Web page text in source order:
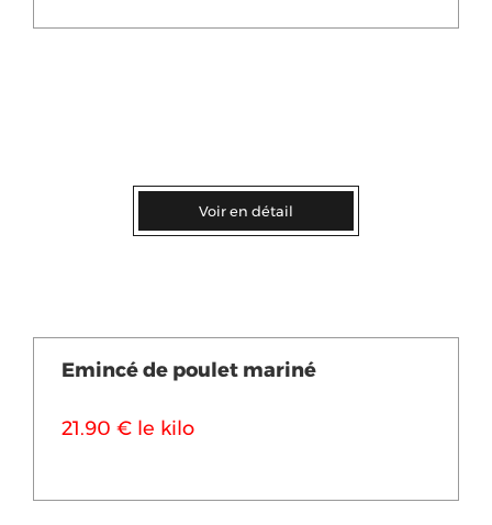
Voir en détail
Emincé de poulet mariné
21.90 € le kilo